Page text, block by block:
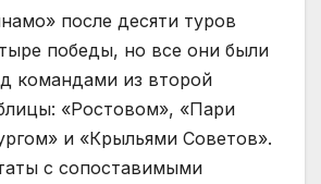
после десяти туров
победы, но все они были
командами из второй
«Ростовом», «Пари
и «Крыльями Советов».
с сопоставимыми